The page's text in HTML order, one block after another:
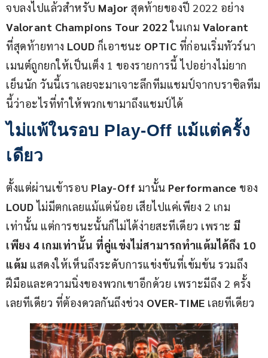
จบลงไปแล้วสำหรับ Major สุดท้ายของปี 2022 อย่าง
Valorant Champions Tour 2022 ในเกม Valorant
ที่สุดท้ายทาง LOUD ก็เอาชนะ OPTIC ที่ก่อนเริ่มทัวร์นา
เมนต์ถูกยกให้เป็นเต็ง 1 ของรายการนี้ ไปอย่างไม่ยาก
เย็นนัก วันนี้เราเลยจะมาเจาะลึกทีมแชมป์จากบราซิลทีม
นี้ว่าอะไรที่ทำให้พวกเขามาถึงแชมป์ได้
ไม่แพ้ในรอบ Play-Off แม้แต่ครั้ง
เดียว
ตั้งแต่ผ่านเข้ารอบ Play-Off มานั้น Performance ของ
LOUD ไม่มีตกเลยแม้แต่น้อย เสียไปแค่เพียง 2 เกม
เท่านั้น แต่การชนะนั้นก็ไม่ได้ง่ายสะทีเดียว เพราะ มี
เพียง 4 เกมเท่านั้น ที่คู่แข่งไม่สามารถทำแต้มได้ถึง 10
แต้ม แสดงให้เห็นถึงระดับการแข่งขันที่เข้มข้น รวมถึง
ฝีมือและความนิ่งของพวกเขาอีกด้วย เพราะมีถึง 2 ครั้ง
เลยทีเดียว ที่ต้องดวลกันถึงช่วง OVER-TIME เลยทีเดียว